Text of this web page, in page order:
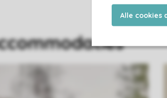
Alle cookies